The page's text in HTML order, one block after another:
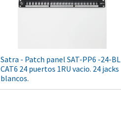
Satra - Patch panel SAT-PP6 -24-BL
CAT6 24 puertos 1RU vacio. 24 jacks
blancos.